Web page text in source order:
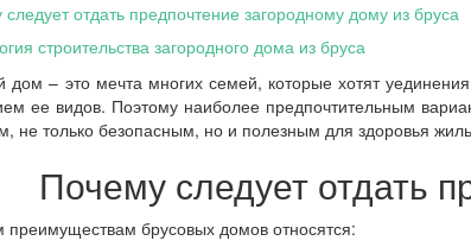
отдать предпочтение загородному дому из бруса
строительства загородного дома из бруса
дом – это мечта многих семей, которые хотят
ее видов. Поэтому наиболее предпочтительным
не только безопасным, но и полезным для здоровья
Почему следует отдать
преимуществам брусовых домов относятся: